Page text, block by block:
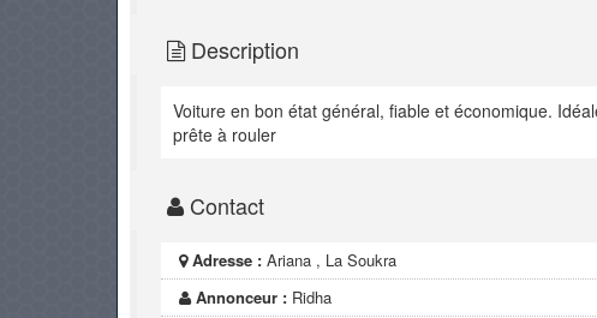
Description
Voiture en bon état général, fiable et économique.
prête à rouler
Contact
Adresse : Ariana , La Soukra
Annonceur : Ridha